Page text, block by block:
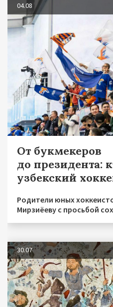
04.08
От букмекеров
до президента:
узбекский
Родители юных
Мирзиёеву с просьбой
30.07